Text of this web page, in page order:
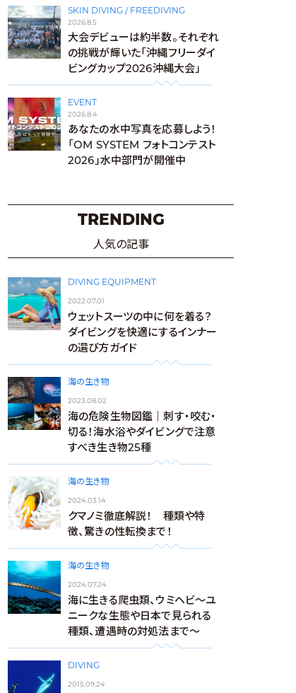
SKIN DIVING / FREEDIVING
2026.8.5
大会デビューは約半数。それぞれ
の挑戦が輝いた「沖縄フリーダイ
ビングカップ2026沖縄大会」
EVENT
2026.8.4
あなたの水中写真を応募しよう！
「OM SYSTEM フォトコンテスト
2026」水中部門が開催中
TRENDING
人気の記事
DIVING EQUIPMENT
2022.07.01
ウェットスーツの中に何を着る？
ダイビングを快適にするインナー
の選び方ガイド
海の生き物
2023.08.02
海の危険生物図鑑｜刺す・咬む・
切る！海水浴やダイビングで注意
すべき生き物25種
海の生き物
2024.03.14
クマノミ徹底解説！ 種類や特
徴、驚きの性転換まで！
海の生き物
2024.07.24
海に生きる爬虫類、ウミヘビ～ユ
ニークな生態や日本で見られる
種類、遭遇時の対処法まで～
DIVING
2015.09.24